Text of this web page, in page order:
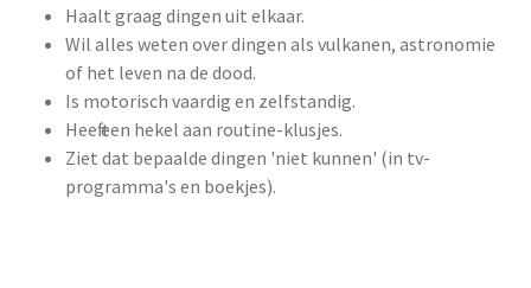
Haalt graag dingen uit elkaar.
Wil alles weten over dingen als vulkanen, astronomie
of het leven na de dood.
Is motorisch vaardig en zelfstandig.
Heeft een hekel aan routine-klusjes.
Ziet dat bepaalde dingen 'niet kunnen' (in tv-
programma's en boekjes).